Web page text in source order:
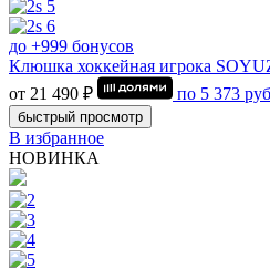
до +999 бонусов
Клюшка хоккейная игрока
от 21 490 ₽
по 5 373
быстрый просмотр
В избранное
НОВИНКА